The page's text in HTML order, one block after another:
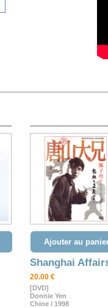
Ajouter au
Shanghai
20.00 €
[DVD]
Donnie Yen
Chine / 1998